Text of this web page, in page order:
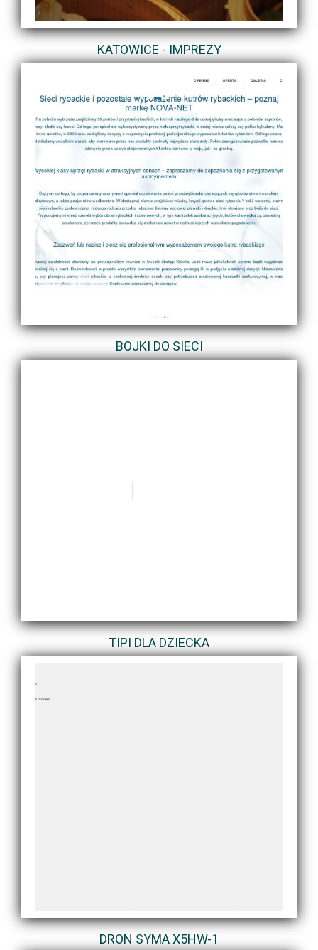
KATOWICE - IMPREZY
BOJKI DO SIECI
TIPI DLA DZIECKA
DRON SYMA X5HW-1